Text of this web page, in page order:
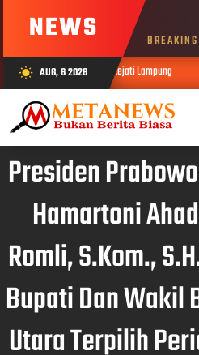
NEWS BREAKING
wb_sunny AUG, 6 2026
dari Rp4 Miliar ke Kejati Lampung
Presiden
Hamartoni
Romli, S.Kom.,
Bupati Dan Wakil
Utara Terpilih